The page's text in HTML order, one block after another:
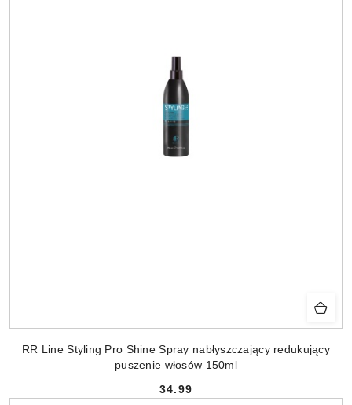
RR Line Styling Pro Shine Spray nabłyszczający redukujący
puszenie włosów 150ml
Cena:
34.99